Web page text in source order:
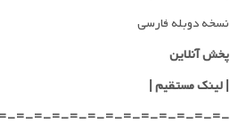
نسخه دوبله فارسی
پخش آنلاین
| لینک مستقیم|
=-=-=-=-=-=-=-=-=-=-=-=-